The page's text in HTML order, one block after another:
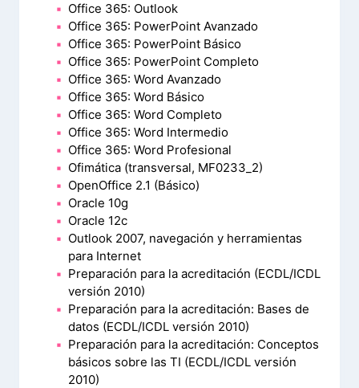
Office 365: Outlook
Office 365: PowerPoint Avanzado
Office 365: PowerPoint Básico
Office 365: PowerPoint Completo
Office 365: Word Avanzado
Office 365: Word Básico
Office 365: Word Completo
Office 365: Word Intermedio
Office 365: Word Profesional
Ofimática (transversal, MF0233_2)
OpenOffice 2.1 (Básico)
Oracle 10g
Oracle 12c
Outlook 2007, navegación y herramientas
para Internet
Preparación para la acreditación (ECDL/ICDL
versión 2010)
Preparación para la acreditación: Bases de
datos (ECDL/ICDL versión 2010)
Preparación para la acreditación: Conceptos
básicos sobre las TI (ECDL/ICDL versión
2010)